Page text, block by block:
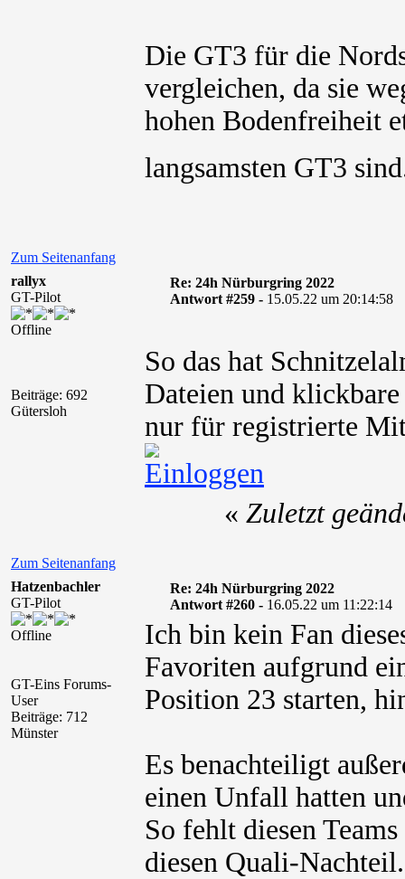
Die GT3 für die
vergleichen, da sie
hohen Bodenfreiheit
langsamsten GT3
Zum Seitenanfang
rallyx
GT-Pilot
Offline
Beiträge: 692
Gütersloh
Re: 24h Nürburgring 2022
Antwort #259 - 15.05.22 um 20:14:58
So das hat
Dateien und
nur für registrierte
Zum Seitenanfang
« Zuletzt
Hatzenbachler
GT-Pilot
Offline
GT-Eins Forums-
User
Beiträge: 712
Münster
Re: 24h Nürburgring 2022
Antwort #260 - 16.05.22 um 11:22:14
Ich bin kein Fan
Favoriten aufgrund
Position 23 starten,
Es benachteiligt
einen Unfall hatten
So fehlt diesen
diesen Quali-